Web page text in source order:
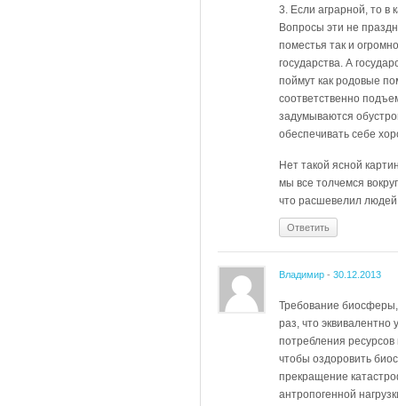
3. Если аграрной, то в
Вопросы эти не
поместья так и
государства. А
поймут как родовые
соответственно
задумываются
обеспечивать себе
Нет такой ясной
мы все толчемся
что расшевелил
Ответить
Владимир - 30.12.2013
Требование биосферы,
раз, что
потребления
чтобы оздоровить
прекращение
антропогенной